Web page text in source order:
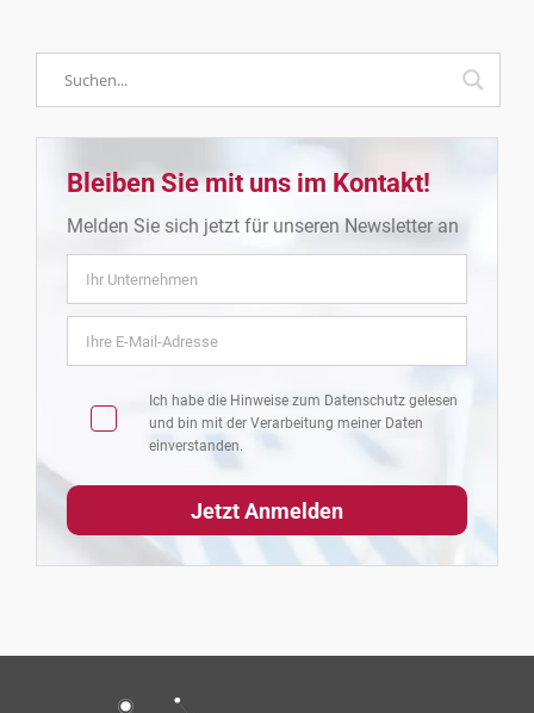
Bleiben Sie mit uns im Kontakt!
Melden Sie sich jetzt für unseren Newsletter an
Ich habe die Hinweise zum Datenschutz gelesen
und bin mit der Verarbeitung meiner Daten
einverstanden.